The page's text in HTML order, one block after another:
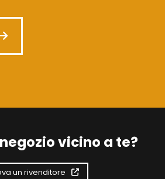
vicino a te?
un rivenditore